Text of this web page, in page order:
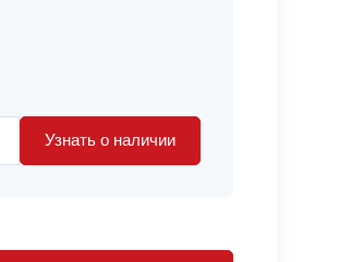
Узнать о наличии